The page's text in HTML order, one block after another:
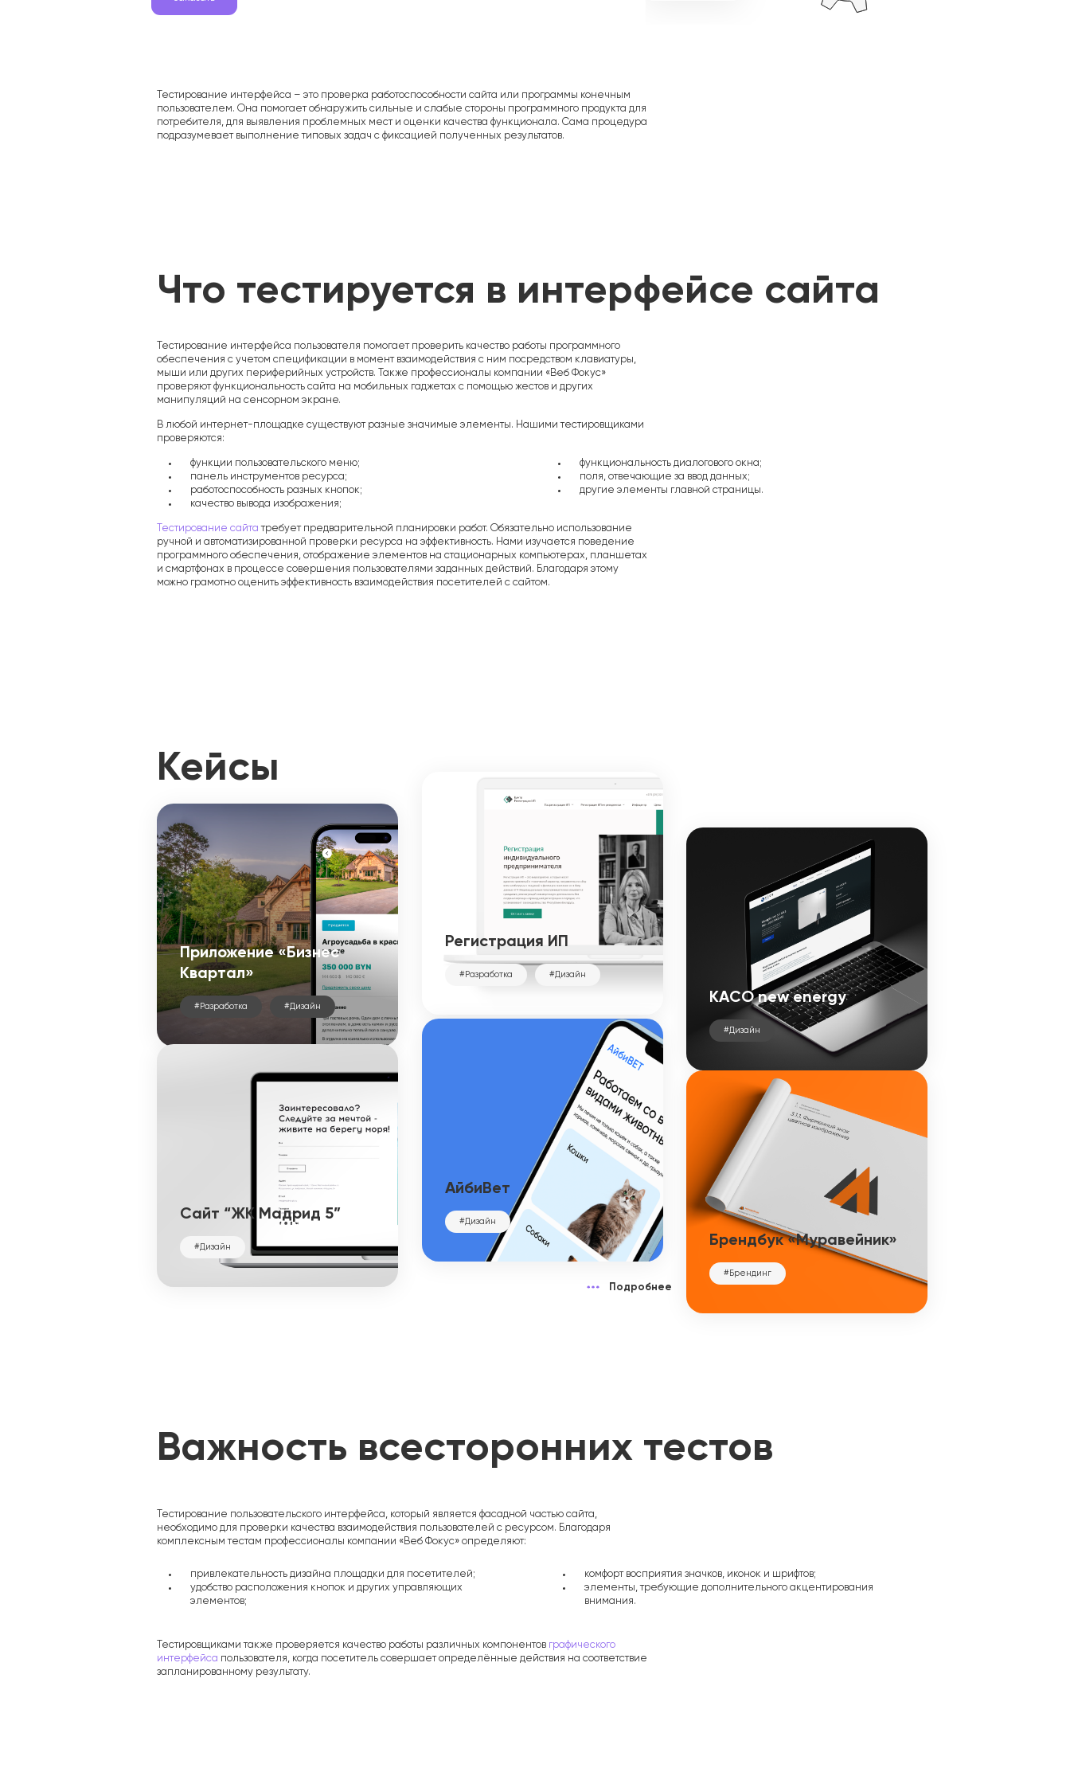
Наша команда
Политика конфиденциальности
Безопасность во время пандемии
Сотрудничество
Тестирование интерфейса – это проверка работоспособности сайта или программы конечным
пользователем. Она помогает обнаружить сильные и слабые стороны программного продукта для
потребителя, для выявления проблемных мест и оценки качества функционала. Сама процедура
подразумевает выполнение типовых задач с фиксацией полученных результатов.
Что тестируется в интерфейсе сайта
Тестирование интерфейса пользователя помогает проверить качество работы программного
обеспечения с учетом спецификации в момент взаимодействия с ним посредством клавиатуры,
мыши или других периферийных устройств. Также профессионалы компании «Веб Фокус»
проверяют функциональность сайта на мобильных гаджетах с помощью жестов и других
манипуляций на сенсорном экране.
В любой интернет-площадке существуют разные значимые элементы. Нашими тестировщиками
проверяются:
функции пользовательского меню;
панель инструментов ресурса;
работоспособность разных кнопок;
качество вывода изображения;
функциональность диалогового окна;
поля, отвечающие за ввод данных;
другие элементы главной страницы.
Тестирование сайта требует предварительной планировки работ. Обязательно использование
ручной и автоматизированной проверки ресурса на эффективность. Нами изучается поведение
программного обеспечения, отображение элементов на стационарных компьютерах, планшетах
и смартфонах в процессе совершения пользователями заданных действий. Благодаря этому
можно грамотно оценить эффективность взаимодействия посетителей с сайтом.
Кейсы
Приложение «Бизнес
Квартал»
#Разработка #Дизайн
Регистрация ИП
#Разработка #Дизайн
KACO new energy
#Дизайн
Сайт “ЖК Мадрид 5”
#Дизайн
АйбиВет
#Дизайн
Брендбук «Муравейник»
#Брендинг
Подробнее
Важность всесторонних тестов
Тестирование пользовательского интерфейса, который является фасадной частью сайта,
необходимо для проверки качества взаимодействия пользователей с ресурсом. Благодаря
комплексным тестам профессионалы компании «Веб Фокус» определяют:
привлекательность дизайна площадки для посетителей;
удобство расположения кнопок и других управляющих
элементов;
комфорт восприятия значков, иконок и шрифтов;
элементы, требующие дополнительного акцентирования
внимания.
Тестировщиками также проверяется качество работы различных компонентов графического
интерфейса пользователя, когда посетитель совершает определённые действия на соответствие
запланированному результату.